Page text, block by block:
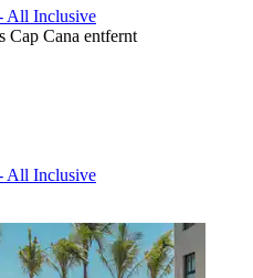
All Inclusive
Cap Cana entfernt
All Inclusive